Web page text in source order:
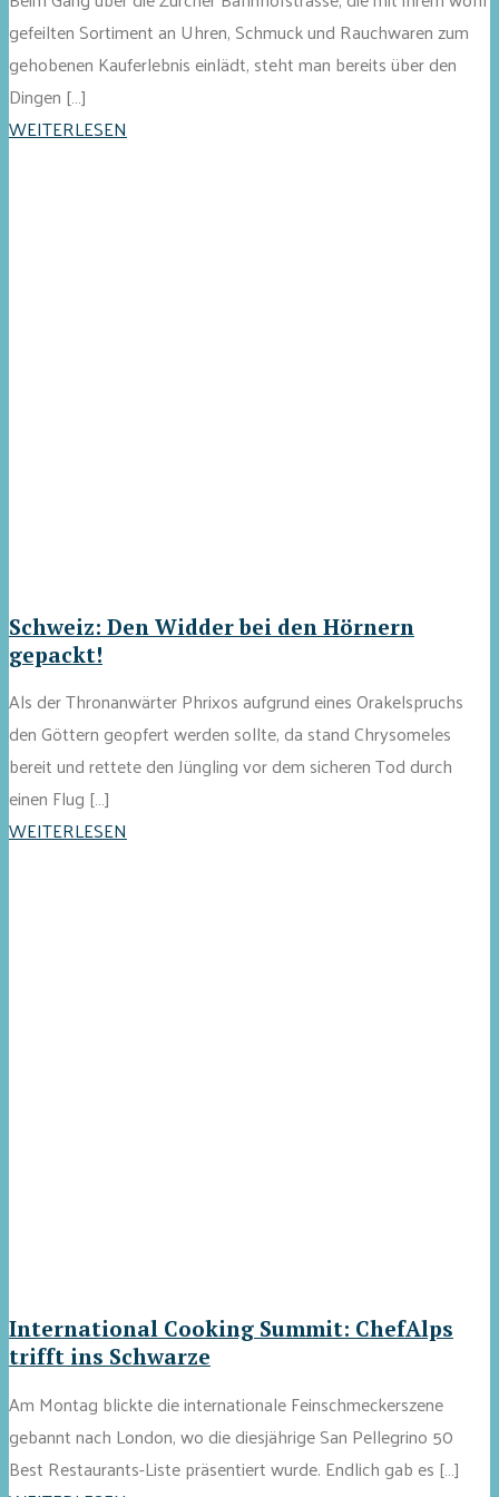
gefeilten Sortiment an Uhren, Schmuck und Rauchwaren zum
gehobenen Kauferlebnis einlädt, steht man bereits über den
Dingen […]
WEITERLESEN
Schweiz: Den Widder bei den Hörnern
gepackt!
Als der Thronanwärter Phrixos aufgrund eines Orakelspruchs
den Göttern geopfert werden sollte, da stand Chrysomeles
bereit und rettete den Jüngling vor dem sicheren Tod durch
einen Flug […]
WEITERLESEN
International Cooking Summit: ChefAlps
trifft ins Schwarze
Am Montag blickte die internationale Feinschmeckerszene
gebannt nach London, wo die diesjährige San Pellegrino 50
Best Restaurants-Liste präsentiert wurde. Endlich gab es […]